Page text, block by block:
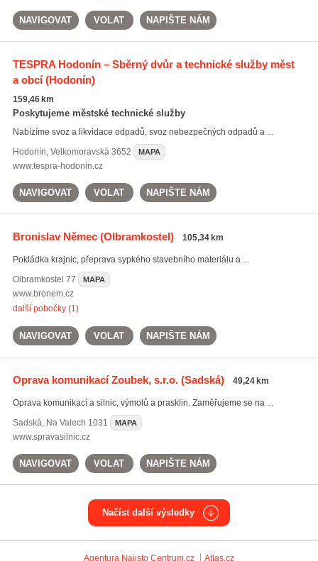
NAVIGOVAT VOLAT NAPIŠTE NÁM
TESPRA Hodonín – Sběrný dvůr a technické služby měst
a obcí(Hodonín)
159,46 km
Poskytujeme městské technické služby
Nabízíme svoz a likvidace odpadů, svoz nebezpečných odpadů a ...
Hodonín, Velkomoravská 3652 MAPA
www.tespra-hodonin.cz
NAVIGOVAT VOLAT NAPIŠTE NÁM
Bronislav Němec(Olbramkostel) 105,34 km
Pokládka krajnic, přeprava sypkého stavebního materiálu a ...
Olbramkostel 77 MAPA
www.bronem.cz
další pobočky (1)
NAVIGOVAT VOLAT NAPIŠTE NÁM
Oprava komunikací Zoubek, s.r.o.(Sadská) 49,24 km
Oprava komunikací a silnic, výmolů a prasklin. Zaměřujeme se na ...
Sadská, Na Valech 1031 MAPA
www.spravasilnic.cz
NAVIGOVAT VOLAT NAPIŠTE NÁM
Načíst další výsledky
Agentura Najisto Centrum.cz Atlas.cz